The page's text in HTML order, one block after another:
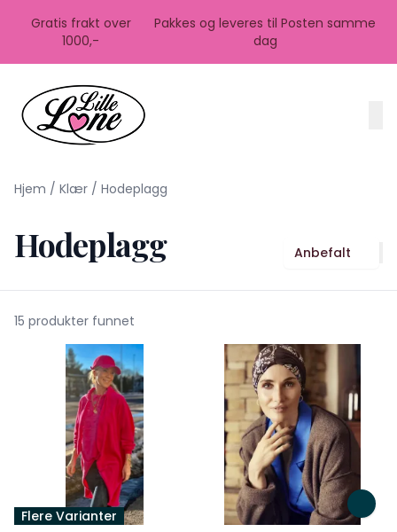
Gratis frakt over
1000,-
Pakkes og leveres til Posten samme
dag
Hjem / Klær / Hodeplagg
Hodeplagg Anbefalt
15 produkter funnet
Flere Varianter